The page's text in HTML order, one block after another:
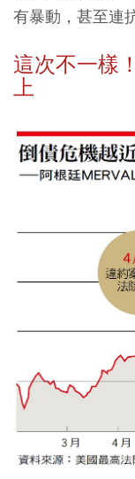
有暴動，甚至連
這次不一樣
上